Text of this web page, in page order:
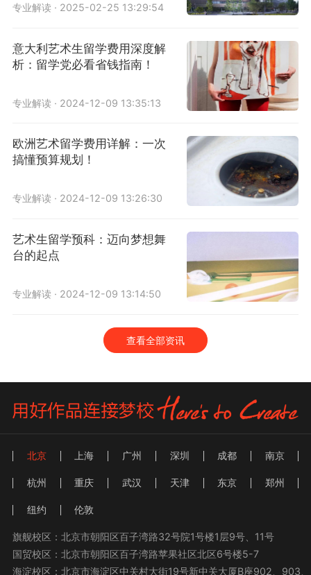
专业解读 · 2025-02-25 13:29:54
意大利艺术生留学费用深度解
析：留学党必看省钱指南！
专业解读 · 2024-12-09 13:35:13
欧洲艺术留学费用详解：一次
搞懂预算规划！
专业解读 · 2024-12-09 13:26:30
艺术生留学预科：迈向梦想舞
台的起点
专业解读 · 2024-12-09 13:14:50
查看全部资讯
北京 上海 广州 深圳 成都 南京
杭州 重庆 武汉 天津 东京 郑州
纽约 伦敦
旗舰校区：北京市朝阳区百子湾路32号院1号楼1层9号、11号
国贸校区：北京市朝阳区百子湾路苹果社区北区6号楼5-7
海淀校区：北京市海淀区中关村大街19号新中关大厦B座902、903、